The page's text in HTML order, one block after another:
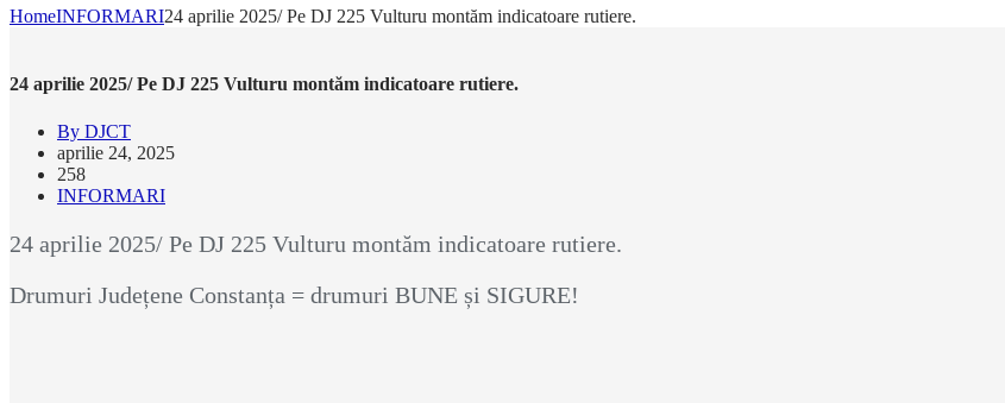
HomeINFORMARI24 aprilie 2025/ Pe DJ 225 Vulturu montăm indicatoare rutiere.
24 aprilie 2025/ Pe DJ 225 Vulturu montăm indicatoare rutiere.
By DJCT
aprilie 24, 2025
258
INFORMARI
24 aprilie 2025/ Pe DJ 225 Vulturu montăm indicatoare rutiere.
Drumuri Județene Constanța = drumuri BUNE și SIGURE!